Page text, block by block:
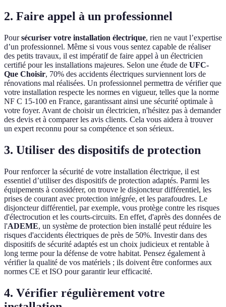
2. Faire appel à un professionnel
Poursécuriser votre installation électrique, rien ne vaut l’expertise
d’un professionnel. Même si vous vous sentez capable de réaliser
des petits travaux, il est impératif de faire appel à un électricien
certifié pour les installations majeures. Selon une étude de UFC-
Que Choisir, 70% des accidents électriques surviennent lors de
rénovations mal réalisées. Un professionnel permettra de vérifier que
votre installation respecte les normes en vigueur, telles que la norme
NF C 15-100 en France, garantissant ainsi une sécurité optimale à
votre foyer. Avant de choisir un électricien, n'hésitez pas à demander
des devis et à comparer les avis clients. Cela vous aidera à trouver
un expert reconnu pour sa compétence et son sérieux.
3. Utiliser des dispositifs de protection
Pour renforcer la sécurité de votre installation électrique, il est
essentiel d’utiliser des dispositifs de protection adaptés. Parmi les
équipements à considérer, on trouve le disjoncteur différentiel, les
prises de courant avec protection intégrée, et les parafoudres. Le
disjoncteur différentiel, par exemple, vous protège contre les risques
d'électrocution et les courts-circuits. En effet, d'après des données de
l'ADEME, un système de protection bien installé peut réduire les
risques d'accidents électriques de près de 50%. Investir dans des
dispositifs de sécurité adaptés est un choix judicieux et rentable à
long terme pour la défense de votre habitat. Pensez également à
vérifier la qualité de vos matériels ; ils doivent être conformes aux
normes CE et ISO pour garantir leur efficacité.
4. Vérifier régulièrement votre